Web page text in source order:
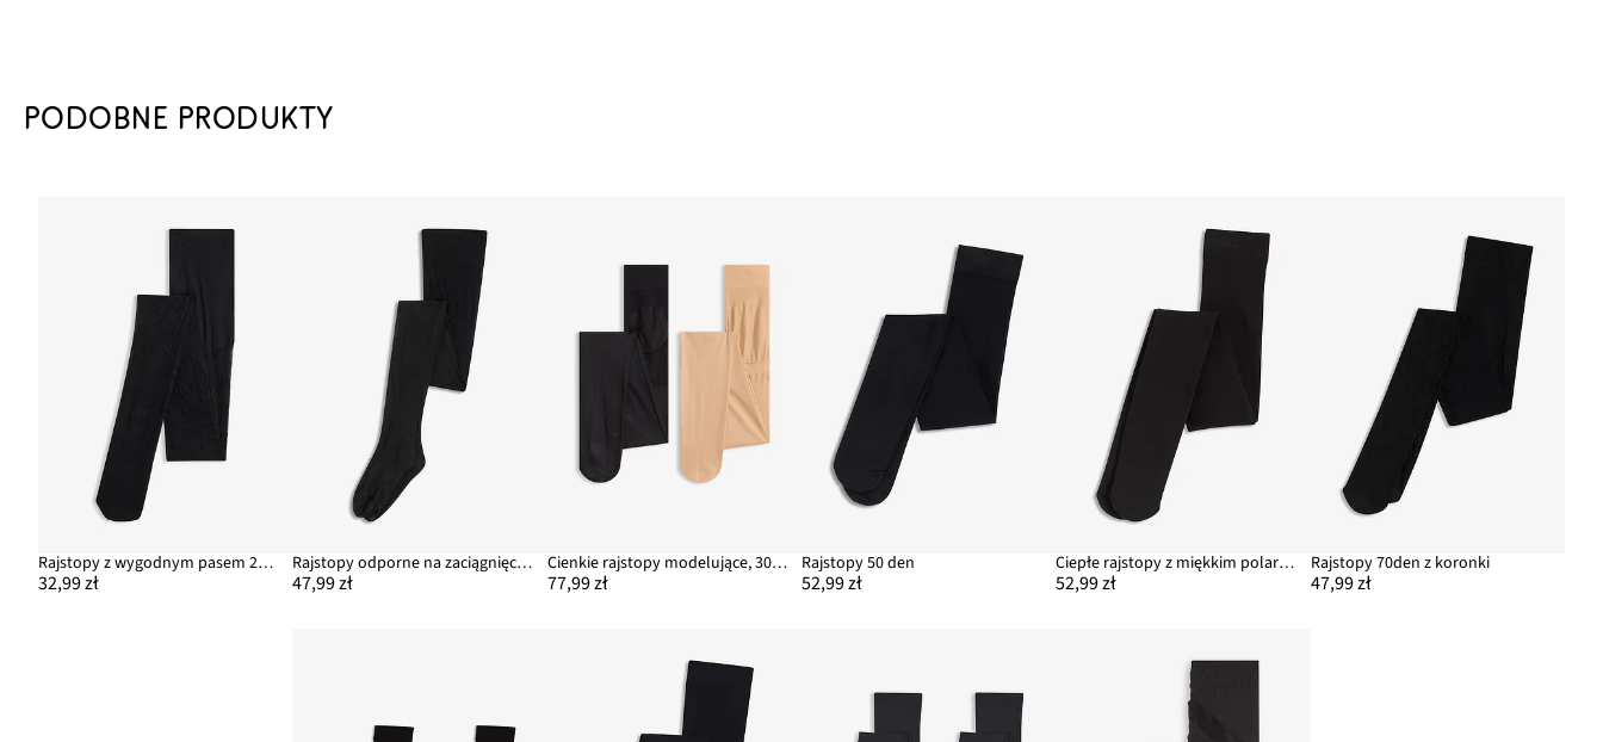
PODOBNE PRODUKTY
Rajstopy z wygodnym pasem 20 DEN
32,99 zł
Rajstopy odporne na zaciągnięcia z komfortowym pasem 20 DEN
47,99 zł
Cienkie rajstopy modelujące, 30 DEN (2 szt.)
77,99 zł
Rajstopy 50 den
52,99 zł
Ciepłe rajstopy z miękkim polarem 100 DEN
52,99 zł
Rajstopy 70den z koronki
47,99 zł